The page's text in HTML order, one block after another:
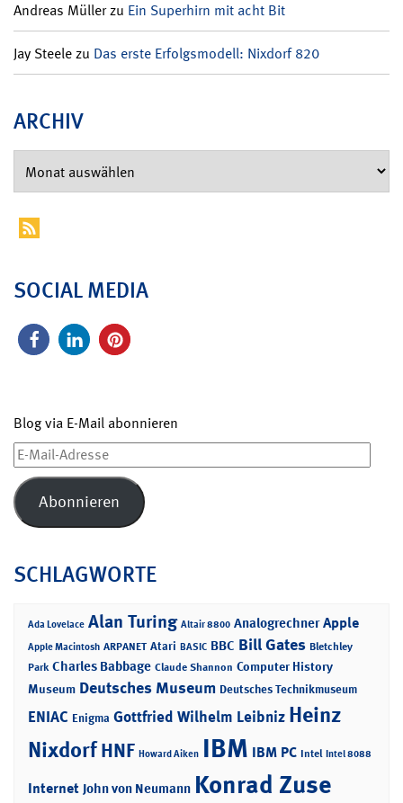
Andreas Müllerzu Ein Superhirn mit acht Bit
Jay Steelezu Das erste Erfolgsmodell: Nixdorf 820
ARCHIV
SOCIAL MEDIA
Blog via E-Mail abonnieren
E-
Mail-
Adresse
Abonnieren
SCHLAGWORTE
Ada Lovelace Alan Turing Altair 8800 Analogrechner Apple
Apple Macintosh ARPANET Atari BASIC BBC Bill Gates Bletchley
Park Charles Babbage Claude Shannon Computer History
Museum Deutsches Museum Deutsches Technikmuseum
ENIAC Enigma Gottfried Wilhelm Leibniz Heinz
NixdorfHNF Howard Aiken IBM IBM PC Intel Intel 8088
Internet John von Neumann Konrad Zuse